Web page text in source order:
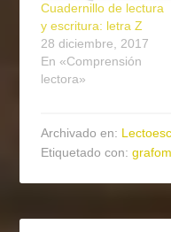
Cuadernillo de lectura
y escritura: letra Z
28 diciembre, 2017
En «Comprensión
lectora»
Archivado en:
Etiquetado con: